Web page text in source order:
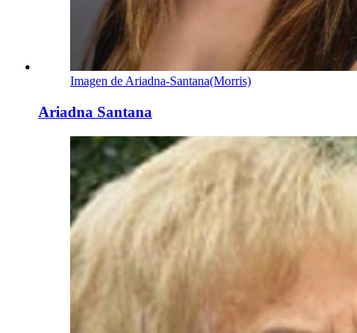
Imagen de Ariadna-Santana(Morris)
Ariadna Santana